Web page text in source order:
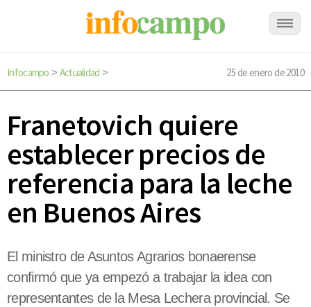
Infocampo > Actualidad > 25 de enero de 2010
Franetovich quiere
establecer precios de
referencia para la leche
en Buenos Aires
El ministro de Asuntos Agrarios bonaerense
confirmó que ya empezó a trabajar la idea con
representantes de la Mesa Lechera provincial. Se